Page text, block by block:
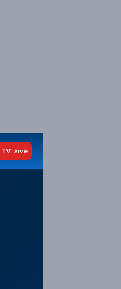
TV živě